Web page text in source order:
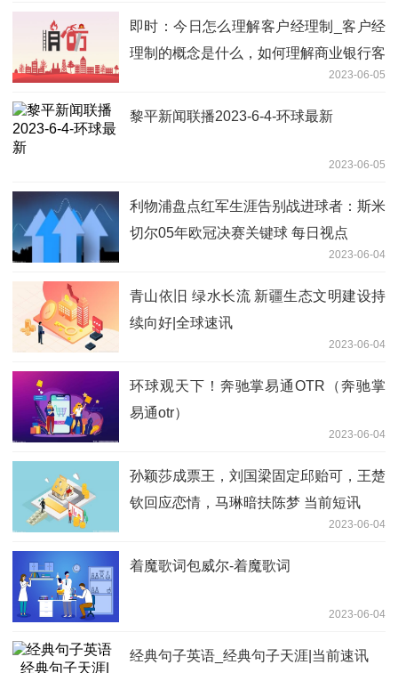
即时：今日怎么理解客户经理制_客户经
理制的概念是什么，如何理解商业银行客
2023-06-05
黎平新闻联播2023-6-4-环球最新
2023-06-05
利物浦盘点红军生涯告别战进球者：斯米
切尔05年欧冠决赛关键球 每日视点
2023-06-04
青山依旧 绿水长流 新疆生态文明建设持
续向好|全球速讯
2023-06-04
环球观天下！奔驰掌易通OTR（奔驰掌
易通otr）
2023-06-04
孙颖莎成票王，刘国梁固定邱贻可，王楚
钦回应恋情，马琳暗扶陈梦 当前短讯
2023-06-04
着魔歌词包威尔-着魔歌词
2023-06-04
经典句子英语_经典句子天涯|当前速讯